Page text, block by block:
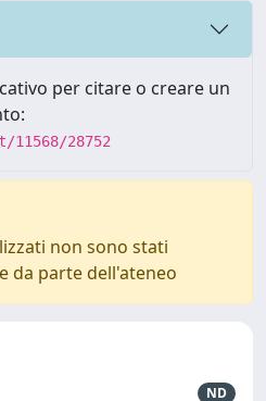
per citare o creare un
28752
non sono stati
da parte dell'ateneo
ND